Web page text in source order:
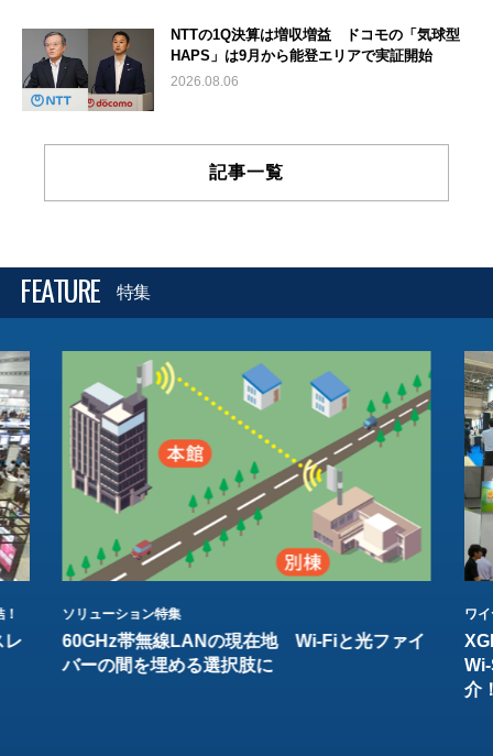
NTTの1Q決算は増収増益 ドコモの「気球型
HAPS」は9月から能登エリアで実証開始
2026.08.06
記事一覧
FEATURE 特集
レ
ソリューション特集
60GHz帯無線LANの現在地 Wi-Fiと光ファイ
バーの間を埋める選択肢に
ワ
介